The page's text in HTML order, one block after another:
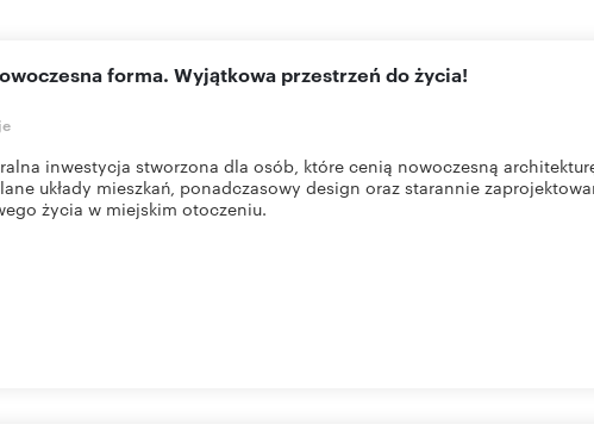
forma. Wyjątkowa przestrzeń do życia!
inwestycja stworzona dla osób, które cenią nowoczesną
układy mieszkań, ponadczasowy design oraz starannie
życia w miejskim otoczeniu.